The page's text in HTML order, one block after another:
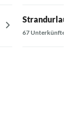
Strandurlaub
67 Unterkünfte